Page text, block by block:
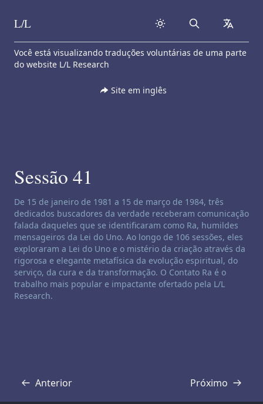
Skip to content
L/L Search
Você está visualizando traduções voluntárias de uma parte
do website L/L Research
Site em inglês
Sessão 41
Isenção de responsabilidade de canalização:
De 15 de janeiro de 1981 a 15 de março de 1984, três
dedicados buscadores da verdade receberam comunicação
falada daqueles que se identificaram como Ra, humildes
mensageiros da Lei do Uno. Ao longo de 106 sessões, eles
exploraram a Lei do Uno e o mistério da criação através da
rigorosa e elegante metafísica da evolução espiritual, do
serviço, da cura e da transformação. O Contato Ra é o
trabalho mais popular e impactante ofertado pela L/L
Research.
Anterior
Transcrição Próximo
Transcrição